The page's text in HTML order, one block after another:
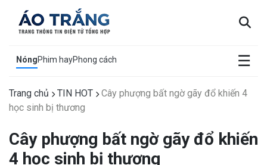
NóngPhim hayPhong cách ☰
×
Trang chủ TIN HOT
Cây phượng bất ngờ gãy đổ khiến 4
học sinh bị thương
Cây phượng bất ngờ gãy đổ khiến
4 học sinh bị thương